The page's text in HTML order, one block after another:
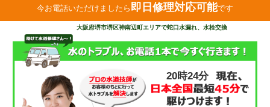
今お電話いただけましたら 即日修理対応可能です
大阪府堺市堺区神南辺町エリアで蛇口水漏れ、水栓交換
20時24分